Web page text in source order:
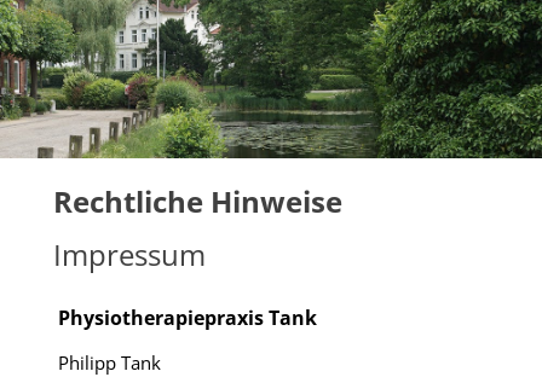
Rechtliche Hinweise
Impressum
Physiotherapiepraxis Tank
Philipp Tank